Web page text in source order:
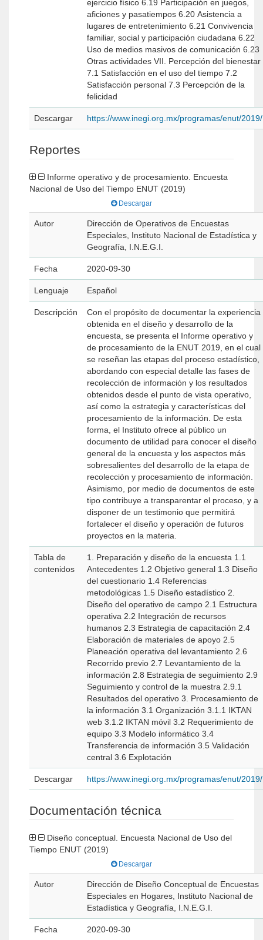
ejercicio físico 6.19 Participación en juegos,
aficiones y pasatiempos 6.20 Asistencia a
lugares de entretenimiento 6.21 Convivencia
familiar, social y participación ciudadana 6.22
Uso de medios masivos de comunicación 6.23
Otras actividades VII. Percepción del bienestar
7.1 Satisfacción en el uso del tiempo 7.2
Satisfacción personal 7.3 Percepción de la
felicidad
Descargar https://www.inegi.org.mx/programas/enut/2019/
Reportes
Nacional de Uso del Tiempo ENUT (2019)
Descargar
Autor
Dirección de Operativos de Encuestas
Especiales, Instituto Nacional de Estadística y
Geografía, I.N.E.G.I.
Fecha 2020-09-30
Lenguaje Español
Descripción
Con el propósito de documentar la experiencia
obtenida en el diseño y desarrollo de la
encuesta, se presenta el Informe operativo y
de procesamiento de la ENUT 2019, en el cual
se reseñan las etapas del proceso estadístico,
abordando con especial detalle las fases de
recolección de información y los resultados
obtenidos desde el punto de vista operativo,
así como la estrategia y características del
procesamiento de la información. De esta
forma, el Instituto ofrece al público un
documento de utilidad para conocer el diseño
general de la encuesta y los aspectos más
sobresalientes del desarrollo de la etapa de
recolección y procesamiento de información.
Asimismo, por medio de documentos de este
tipo contribuye a transparentar el proceso, y a
disponer de un testimonio que permitirá
fortalecer el diseño y operación de futuros
proyectos en la materia.
Tabla de
contenidos
1. Preparación y diseño de la encuesta 1.1
Antecedentes 1.2 Objetivo general 1.3 Diseño
del cuestionario 1.4 Referencias
metodológicas 1.5 Diseño estadístico 2.
Diseño del operativo de campo 2.1 Estructura
operativa 2.2 Integración de recursos
humanos 2.3 Estrategia de capacitación 2.4
Elaboración de materiales de apoyo 2.5
Planeación operativa del levantamiento 2.6
Recorrido previo 2.7 Levantamiento de la
información 2.8 Estrategia de seguimiento 2.9
Seguimiento y control de la muestra 2.9.1
Resultados del operativo 3. Procesamiento de
la información 3.1 Organización 3.1.1 IKTAN
web 3.1.2 IKTAN móvil 3.2 Requerimiento de
equipo 3.3 Modelo informático 3.4
Transferencia de información 3.5 Validación
central 3.6 Explotación
Descargar https://www.inegi.org.mx/programas/enut/2019/
Documentación técnica
Tiempo ENUT (2019)
Descargar
Autor
Dirección de Diseño Conceptual de Encuestas
Especiales en Hogares, Instituto Nacional de
Estadística y Geografía, I.N.E.G.I.
Fecha 2020-09-30